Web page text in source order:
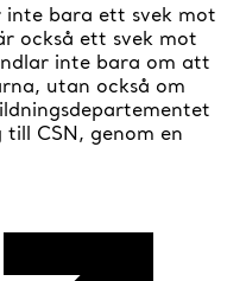
inte bara ett svek mot
också ett svek mot
inte bara om att
utan också om
CSN, genom en